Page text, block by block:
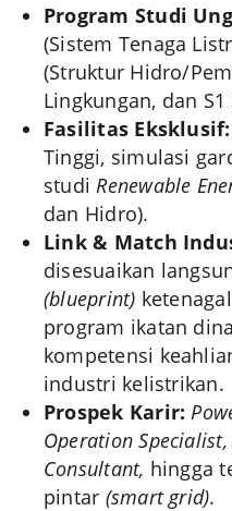
Program Studi
(Sistem Tenaga
(Struktur Hidro/
Lingkungan, dan
Fasilitas Eksklusif:
Tinggi, simulasi
studiRenewable
dan Hidro).
Link & Match
disesuaikan
(blueprint)
program ikatan
kompetensi
industri kelistrikan.
Prospek Karir:
Operation Specialist,
Consultant, hingga
pintar (smart grid).